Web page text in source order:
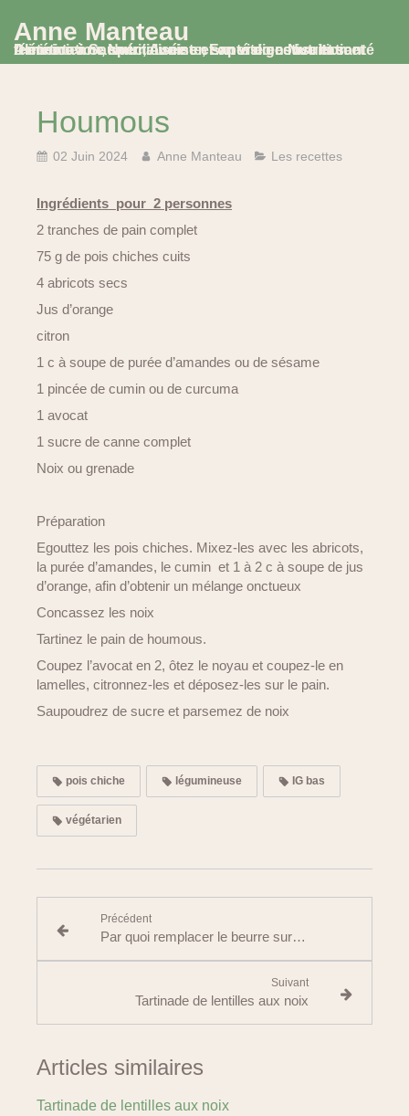
Anne Manteau
Diététicienne Nutritionniste, Experte en Nutrition et Alimentation, spécialisée en santé digestive et santé féminine à Saumur, Avoine et en visio consultation
Houmous
02 Juin 2024 Anne Manteau Les recettes
Ingrédients pour 2 personnes
2 tranches de pain complet
75 g de pois chiches cuits
4 abricots secs
Jus d’orange
citron
1 c à soupe de purée d’amandes ou de sésame
1 pincée de cumin ou de curcuma
1 avocat
1 sucre de canne complet
Noix ou grenade
Préparation
Egouttez les pois chiches. Mixez-les avec les abricots,
la purée d’amandes, le cumin et 1 à 2 c à soupe de jus
d’orange, afin d’obtenir un mélange onctueux
Concassez les noix
Tartinez le pain de houmous.
Coupez l’avocat en 2, ôtez le noyau et coupez-le en
lamelles, citronnez-les et déposez-les sur le pain.
Saupoudrez de sucre et parsemez de noix
pois chiche légumineuse IG bas
végétarien
Précédent
Par quoi remplacer le beurre sur les tartines ?
Suivant
Tartinade de lentilles aux noix
Articles similaires
Tartinade de lentilles aux noix